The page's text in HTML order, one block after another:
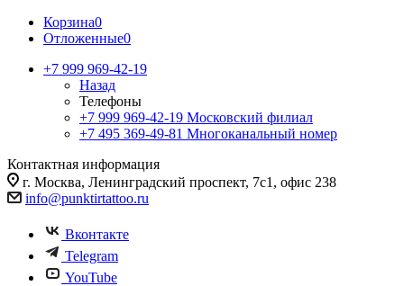
Корзина0
Отложенные0
+7 999 969-42-19
Назад
Телефоны
+7 999 969-42-19 Московский филиал
+7 495 369-49-81 Многоканальный номер
Контактная информация
г. Москва, Ленинградский проспект, 7с1, офис 238
info@punktirtattoo.ru
Вконтакте
Telegram
YouTube